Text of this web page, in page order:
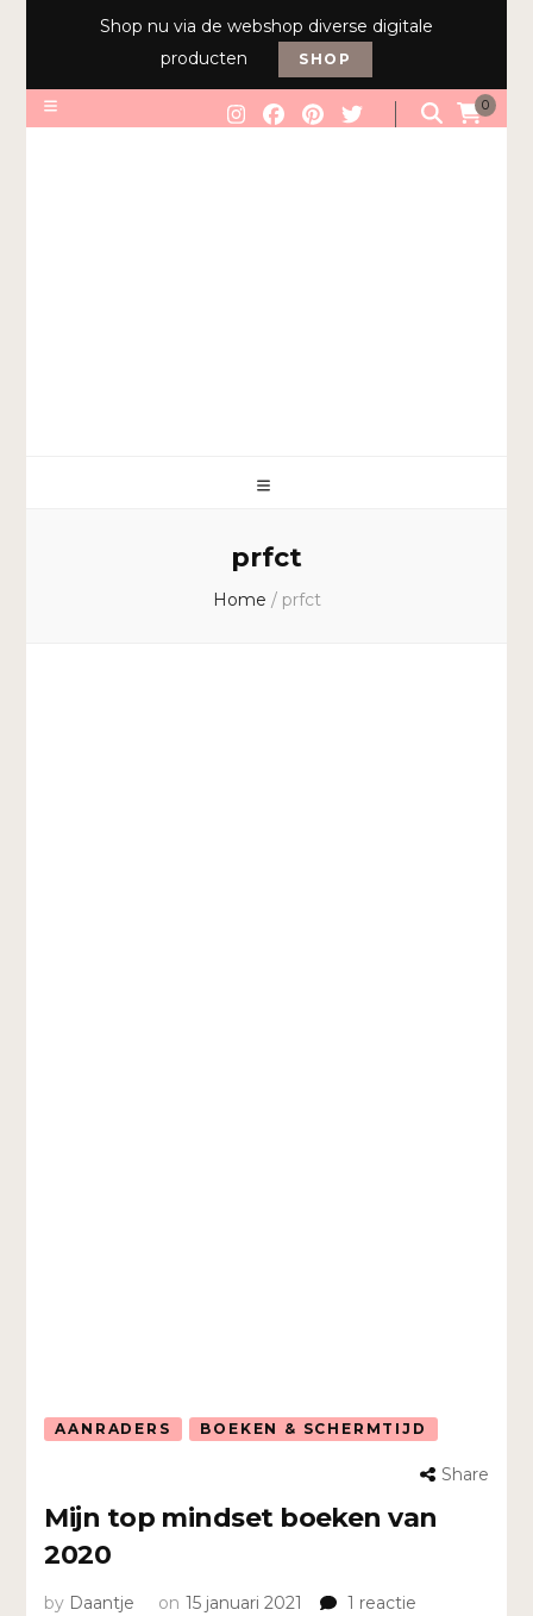
Shop nu via de webshop diverse digitale
producten
SHOP
0
prfct
Home / prfct
AANRADERS BOEKEN & SCHERMTIJD
Share
Mijn top mindset boeken van
2020
by Daantje on 15 januari 2021 1 reactie